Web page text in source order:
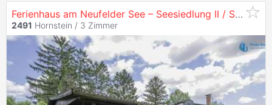
Ferienhaus am Neufelder See – Seesiedlung II / Straße 53 /
2491 Hornstein / 3 Zimmer